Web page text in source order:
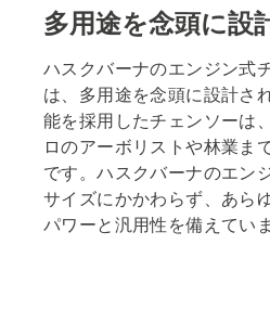
多用途を念頭に設
ハスクバーナのエンジン式
は、多用途を念頭に設計さ
能を採用したチェンソーは
ロのアーボリストや林業ま
です。ハスクバーナのエン
サイズにかかわらず、あら
パワーと汎用性を備えていま